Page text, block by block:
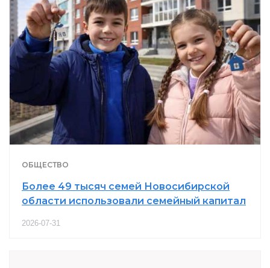
ОБЩЕСТВО
Более 49 тысяч семей Новосибирской
области использовали семейный капитал
2026-07-31